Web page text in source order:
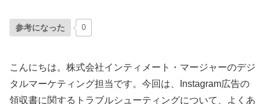
参考になった 0
こんにちは。株式会社インティメート・マージャーのデジ
タルマーケティング担当です。今回は、Instagram広告の
領収書に関するトラブルシューティングについて、よくあ